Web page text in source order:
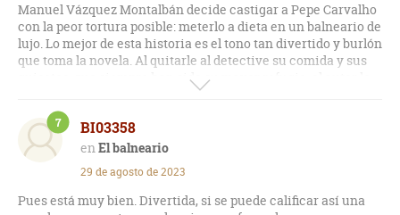
Manuel Vázquez Montalbán decide castigar a Pepe Carvalho
con la peor tortura posible: meterlo a dieta en un balneario de
lujo. Lo mejor de esta historia es el tono tan divertido y burlón
que toma la novela. Al quitarle al detective su comida y sus
guisotes, que siempre han sido su mayor refugio, el autor lo
deja totalmente indefenso. El balneario se convierte en un
pequeño mundo lleno de ricos aburridos que buscan no
envejecer, lo que sirve para hacer una burla buenísima de la
gente obsesionada con el cuerpo y la belleza.
La investigación del asesinato que ocurre en el centro es
casi lo de menos. Lo divertido es ver cómo el hambre
BI03358
El balneario
7
29 de agosto de 2023
Pues está muy bien. Divertida, si se puede calificar así una